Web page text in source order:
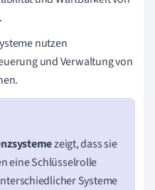
nutzen
und Verwaltung von
zeigt, dass sie
eine Schlüsselrolle
Systeme